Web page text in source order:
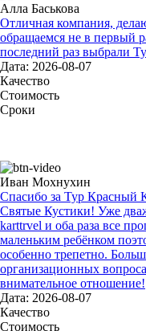
Алла Баськова
Отличная компания,
обращаемся не в первый
последний раз выбрали
Дата: 2026-08-07
Качество
Стоимость
Сроки
Иван Мохнухин
Спасибо за Тур
Святые Кустики! Уже
karttrvel и оба раза все
маленьким ребёнком
особенно трепетно.
организационных
внимательное отношение!
Дата: 2026-08-07
Качество
Стоимость